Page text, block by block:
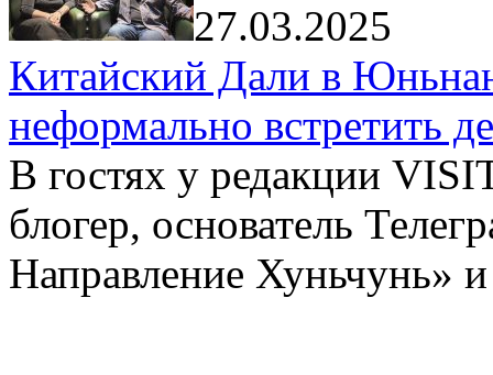
27.03.2025
Китайский Дали в
неформально встретить
В гостях у редакции
блогер, основатель
Направление Хуньчунь»